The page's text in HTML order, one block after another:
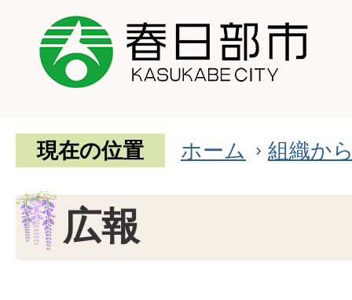
現在の位置 ホーム 組織か
広報